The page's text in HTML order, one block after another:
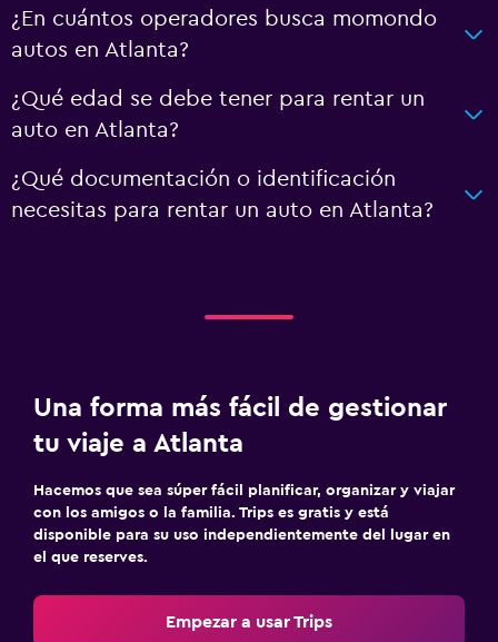
¿En cuántos operadores busca momondo
autos en Atlanta?
¿Qué edad se debe tener para rentar un
auto en Atlanta?
¿Qué documentación o identificación
necesitas para rentar un auto en Atlanta?
Una forma más fácil de gestionar
tu viaje a Atlanta
Hacemos que sea súper fácil planificar, organizar y viajar
con los amigos o la familia. Trips es gratis y está
disponible para su uso independientemente del lugar en
el que reserves.
Empezar a usar Trips